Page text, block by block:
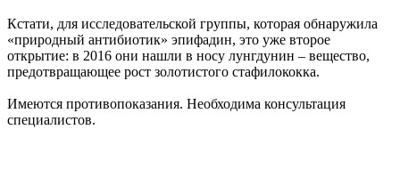
Кстати, для исследовательской группы, которая обнаружила
«природный антибиотик» эпифадин, это уже второе
открытие: в 2016 они нашли в носу лунгдунин – вещество,
предотвращающее рост золотистого стафилококка.
Имеются противопоказания. Необходима консультация
специалистов.